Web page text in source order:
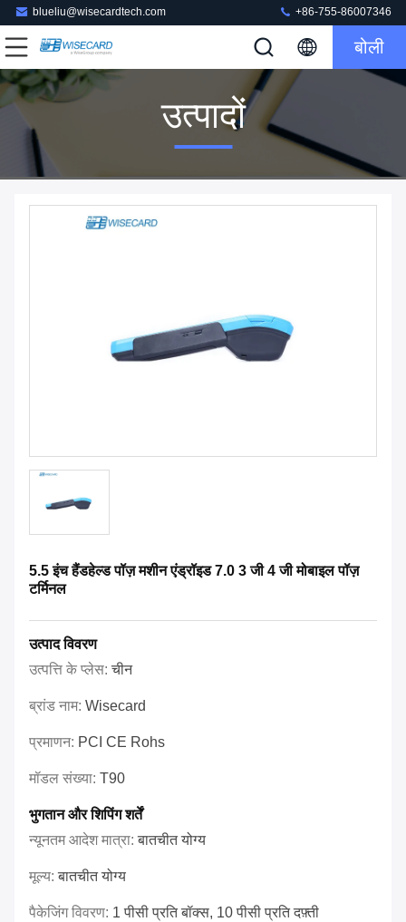
blueliu@wisecardtech.com +86-755-86007346
बोली
उत्पादों
5.5 इंच हैंडहेल्ड पॉज़ मशीन एंड्रॉइड 7.0 3 जी 4 जी मोबाइल पॉज़
टर्मिनल
उत्पाद विवरण
उत्पत्ति के प्लेस:चीन
ब्रांड नाम: Wisecard
प्रमाणन: PCI CE Rohs
मॉडल संख्या: T90
भुगतान और शिपिंग शर्तें
न्यूनतम आदेश मात्रा:बातचीत योग्य
मूल्य:बातचीत योग्य
पैकेजिंग विवरण: 1 पीसी प्रति बॉक्स, 10 पीसी प्रति दफ़्ती